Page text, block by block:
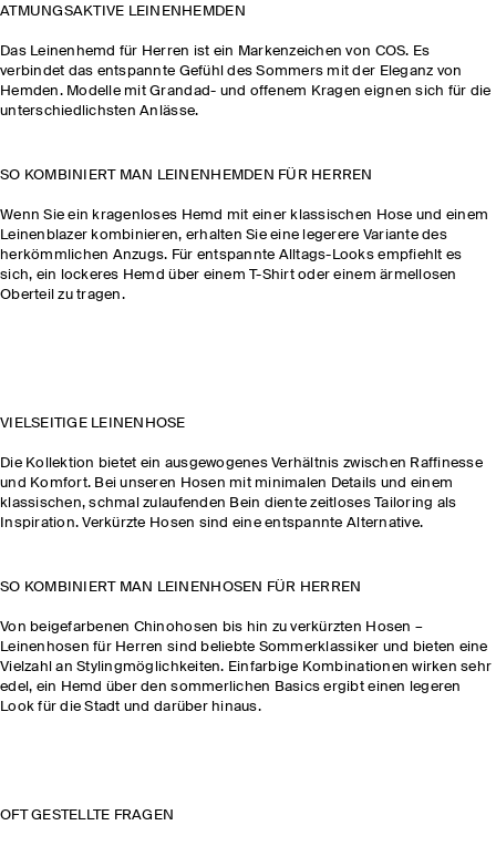
ATMUNGSAKTIVE LEINENHEMDEN
Das Leinenhemd für Herren ist ein Markenzeichen von COS. Es
verbindet das entspannte Gefühl des Sommers mit der Eleganz von
Hemden. Modelle mit Grandad- und offenem Kragen eignen sich für die
unterschiedlichsten Anlässe.
SO KOMBINIERT MAN LEINENHEMDEN FÜR HERREN
Wenn Sie ein kragenloses Hemd mit einer klassischen Hose und einem
Leinenblazer kombinieren, erhalten Sie eine legerere Variante des
herkömmlichen Anzugs. Für entspannte Alltags-Looks empfiehlt es
sich, ein lockeres Hemd über einem T-Shirt oder einem ärmellosen
Oberteil zu tragen.
VIELSEITIGE LEINENHOSE
Die Kollektion bietet ein ausgewogenes Verhältnis zwischen Raffinesse
und Komfort. Bei unseren Hosen mit minimalen Details und einem
klassischen, schmal zulaufenden Bein diente zeitloses Tailoring als
Inspiration. Verkürzte Hosen sind eine entspannte Alternative.
SO KOMBINIERT MAN LEINENHOSEN FÜR HERREN
Von beigefarbenen Chinohosen bis hin zu verkürzten Hosen –
Leinenhosen für Herren sind beliebte Sommerklassiker und bieten eine
Vielzahl an Stylingmöglichkeiten. Einfarbige Kombinationen wirken sehr
edel, ein Hemd über den sommerlichen Basics ergibt einen legeren
Look für die Stadt und darüber hinaus.
OFT GESTELLTE FRAGEN